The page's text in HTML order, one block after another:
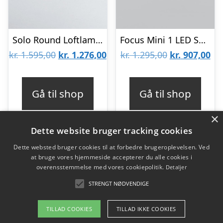
Solo Round Loftlampe Sort 2700K – LIGHT-POINT
kr.1.595,00 Den
kr. 1.276,00Den
Gå til shop
Focus Mini 1 LED Sort – 2700K Så længe lager haves- LIGHT-POINT
kr.1.295,00 Den
kr. 1.295,00.
kr. 907,00
Gå til shop
Varekategorier
Copyright 2026 - Pilanto Aps
×
Dette website bruger tracking cookies
Dette websted bruger cookies til at forbedre brugeroplevelsen. Ved
at bruge vores hjemmeside accepterer du alle cookies i
overensstemmelse med vores cookiepolitik. Detaljer
STRENGT NØDVENDIGE
TILLAD COOKIES TILLAD IKKE COOKIES